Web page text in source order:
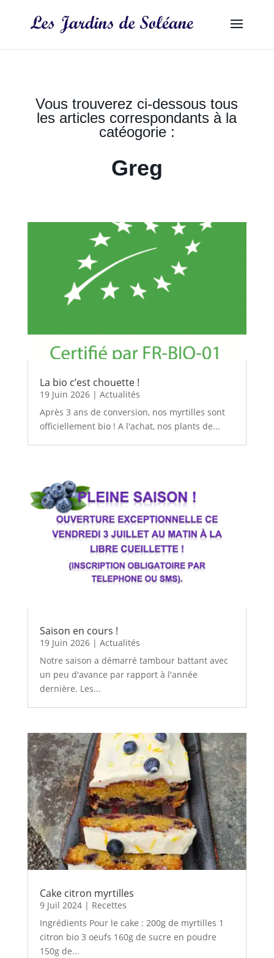
Vous trouverez ci-dessous tous
les articles correspondants à la
catéogorie :
Greg
La bio c’est chouette !
19 Juin 2026| Actualités
Après 3 ans de conversion, nos myrtilles sont
officiellement bio ! A l'achat, nos plants de...
Saison en cours !
19 Juin 2026| Actualités
Notre saison a démarré tambour battant avec
un peu d'avance par rapport à l'année
dernière. Les...
Cake citron myrtilles
9 Juil 2024| Recettes
Ingrédients Pour le cake : 200g de myrtilles 1
citron bio 3 oeufs 160g de sucre en poudre
150g de...